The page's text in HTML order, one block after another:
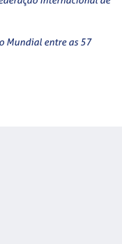
Mundial entre as 57